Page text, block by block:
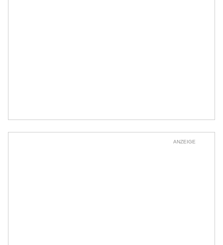
ANZEIGE